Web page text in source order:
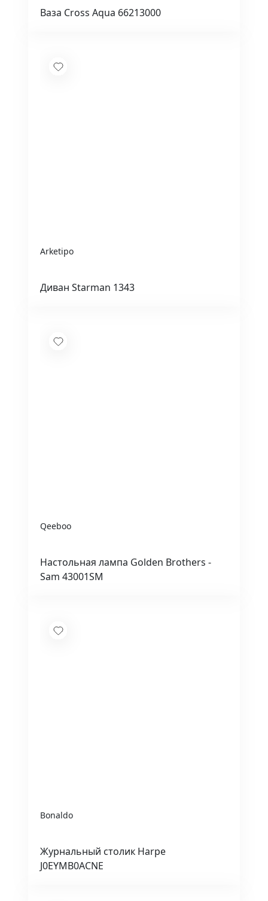
Ваза Cross Aqua 66213000
Arketipo
Диван Starman 1343
Qeeboo
Настольная лампа Golden Brothers -
Sam 43001SM
Bonaldo
Журнальный столик Harpe
J0EYMB0ACNE